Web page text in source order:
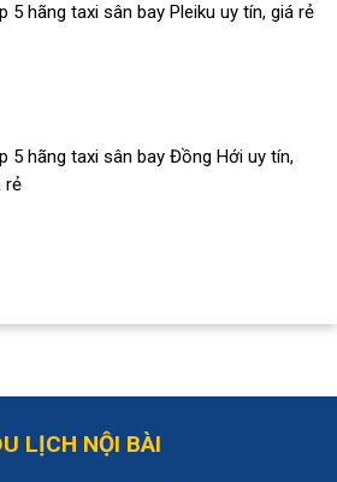
5 hãng taxi sân bay Pleiku uy tín, giá rẻ
5 hãng taxi sân bay Đồng Hới uy tín,
rẻ
LỊCH NỘI BÀI